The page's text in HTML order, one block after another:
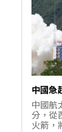
中國急
中國航
分，從
火箭，